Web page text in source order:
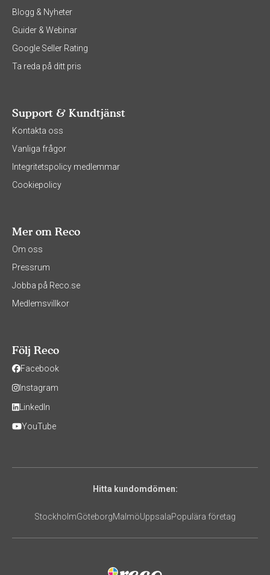
Blogg & Nyheter
Guider & Webinar
Google Seller Rating
Ta reda på ditt pris
Support & Kundtjänst
Kontakta oss
Vanliga frågor
Integritetspolicy medlemmar
Cookiepolicy
Mer om Reco
Om oss
Pressrum
Jobba på Reco.se
Medlemsvillkor
Följ Reco
Facebook
Instagram
LinkedIn
YouTube
Hitta kundomdömen:
StockholmGöteborgMalmöUppsalaPopulära företag